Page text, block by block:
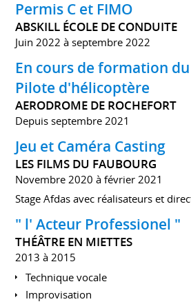
Permis C et FIMO
ABSKILL ÉCOLE DE CONDUITE
Juin 2022 à septembre 2022
En cours de formation
Pilote d'hélicoptère
AERODROME DE ROCHEFORT
Depuis septembre 2021
Jeu et Caméra Casting
LES FILMS DU FAUBOURG
Novembre 2020 à février 2021
Stage Afdas avec réalisateurs et
" l' Acteur Professionel "
THÉÂTRE EN MIETTES
2013 à 2015
Technique vocale
Improvisation